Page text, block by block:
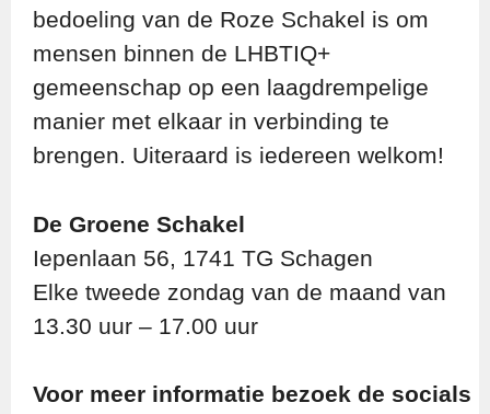
bedoeling van de Roze Schakel is om
mensen binnen de LHBTIQ+
gemeenschap op een laagdrempelige
manier met elkaar in verbinding te
brengen. Uiteraard is iedereen welkom!
De Groene Schakel
Iepenlaan 56, 1741 TG Schagen
Elke tweede zondag van de maand van
13.30 uur – 17.00 uur
Voor meer informatie bezoek de socials